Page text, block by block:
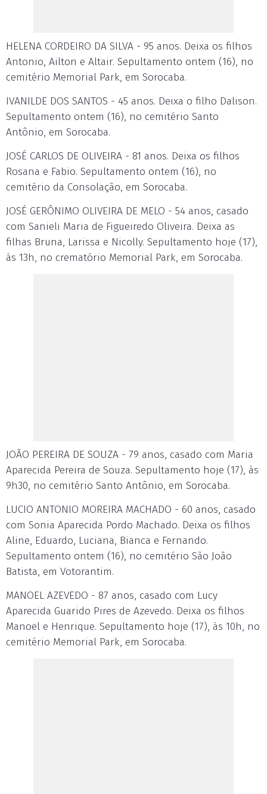
HELENA CORDEIRO DA SILVA - 95 anos. Deixa os filhos
Antonio, Ailton e Altair. Sepultamento ontem (16), no
cemitério Memorial Park, em Sorocaba.
IVANILDE DOS SANTOS - 45 anos. Deixa o filho Dalison.
Sepultamento ontem (16), no cemitério Santo
Antônio, em Sorocaba.
JOSÉ CARLOS DE OLIVEIRA - 81 anos. Deixa os filhos
Rosana e Fabio. Sepultamento ontem (16), no
cemitério da Consolação, em Sorocaba.
JOSÉ GERÔNIMO OLIVEIRA DE MELO - 54 anos, casado
com Sanieli Maria de Figueiredo Oliveira. Deixa as
filhas Bruna, Larissa e Nicolly. Sepultamento hoje (17),
às 13h, no crematório Memorial Park, em Sorocaba.
JOÃO PEREIRA DE SOUZA - 79 anos, casado com Maria
Aparecida Pereira de Souza. Sepultamento hoje (17), às
9h30, no cemitério Santo Antônio, em Sorocaba.
LUCIO ANTONIO MOREIRA MACHADO - 60 anos, casado
com Sonia Aparecida Pordo Machado. Deixa os filhos
Aline, Eduardo, Luciana, Bianca e Fernando.
Sepultamento ontem (16), no cemitério São João
Batista, em Votorantim.
MANOEL AZEVEDO - 87 anos, casado com Lucy
Aparecida Guarido Pires de Azevedo. Deixa os filhos
Manoel e Henrique. Sepultamento hoje (17), às 10h, no
cemitério Memorial Park, em Sorocaba.